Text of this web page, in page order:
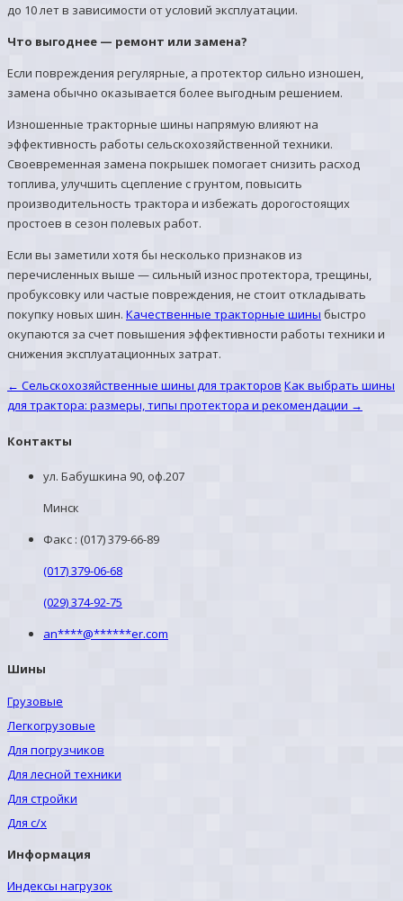
до 10 лет в зависимости от условий эксплуатации.
Что выгоднее — ремонт или замена?
Если повреждения регулярные, а протектор сильно изношен,
замена обычно оказывается более выгодным решением.
Изношенные тракторные шины напрямую влияют на
эффективность работы сельскохозяйственной техники.
Своевременная замена покрышек помогает снизить расход
топлива, улучшить сцепление с грунтом, повысить
производительность трактора и избежать дорогостоящих
простоев в сезон полевых работ.
Если вы заметили хотя бы несколько признаков из
перечисленных выше — сильный износ протектора, трещины,
пробуксовку или частые повреждения, не стоит откладывать
покупку новых шин. Качественные тракторные шины быстро
окупаются за счет повышения эффективности работы техники и
снижения эксплуатационных затрат.
← Сельскохозяйственные шины для тракторов Как выбрать шины
для трактора: размеры, типы протектора и рекомендации →
Контакты
ул. Бабушкина 90, оф.207
Минск
Факс : (017) 379-66-89
(017) 379-06-68
(029) 374-92-75
an****@******er.com
Шины
Грузовые
Легкогрузовые
Для погрузчиков
Для лесной техники
Для стройки
Для с/х
Информация
Индексы нагрузок